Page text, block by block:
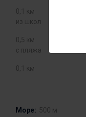
0,1 км
из школ
0,5 км
с пляжа
0,1 км
Море: 500 м